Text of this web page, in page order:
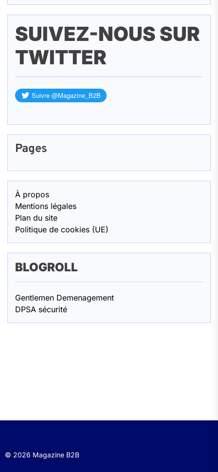
SUIVEZ-NOUS SUR
TWITTER
Pages
À propos
Mentions légales
Plan du site
Politique de cookies (UE)
BLOGROLL
Gentlemen Demenagement
DPSA sécurité
© 2026 Magazine B2B